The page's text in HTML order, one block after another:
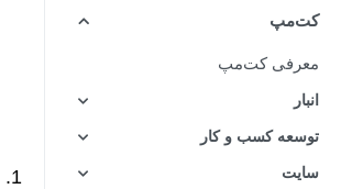
کت‌مپ
معرفی کت‌مپ
انبار
توسعه کسب و کار
سایت